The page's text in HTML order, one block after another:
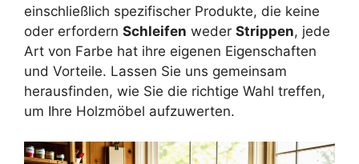
einschließlich spezifischer Produkte, die keine
oder erfordern Schleifen weder Strippen, jede
Art von Farbe hat ihre eigenen Eigenschaften
und Vorteile. Lassen Sie uns gemeinsam
herausfinden, wie Sie die richtige Wahl treffen,
um Ihre Holzmöbel aufzuwerten.